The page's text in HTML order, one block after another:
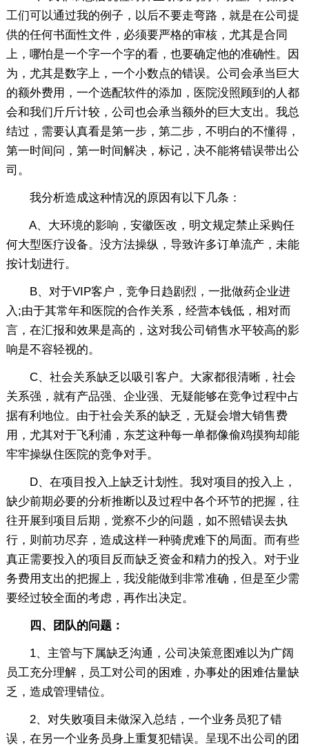
工们可以通过我的例子，以后不要走弯路，就是在公司提
供的任何书面性文件，必须要严格的审核，尤其是合同
上，哪怕是一个字一个字的看，也要确定他的准确性。因
为，尤其是数字上，一个小数点的错误。公司会承当巨大
的额外费用，一个选配软件的添加，医院没照顾到的人都
会和我们斤斤计较，公司也会承当额外的巨大支出。我总
结过，需要认真看是第一步，第二步，不明白的不懂得，
第一时间问，第一时间解决，标记，决不能将错误带出公
司。
我分析造成这种情况的原因有以下几条：
A、大环境的影响，安徽医改，明文规定禁止采购任
何大型医疗设备。没方法操纵，导致许多订单流产，未能
按计划进行。
B、对于VIP客户，竞争日趋剧烈，一批做药企业进
入;由于其常年和医院的合作关系，经营本钱低，相对而
言，在汇报和效果是高的，这对我公司销售水平较高的影
响是不容轻视的。
C、社会关系缺乏以吸引客户。大家都很清晰，社会
关系强，就有产品强、企业强、无疑能够在竞争过程中占
据有利地位。由于社会关系的缺乏，无疑会增大销售费
用，尤其对于飞利浦，东芝这种每一单都像偷鸡摸狗却能
牢牢操纵住医院的竞争对手。
D、在项目投入上缺乏计划性。我对项目的投入上，
缺少前期必要的分析推断以及过程中各个环节的把握，往
往开展到项目后期，觉察不少的问题，如不照错误去执
行，则前功尽弃，造成这样一种骑虎难下的局面。而有些
真正需要投入的项目反而缺乏资金和精力的投入。对于业
务费用支出的把握上，我没能做到非常准确，但是至少需
要经过较全面的考虑，再作出决定。
四、团队的问题：
1、主管与下属缺乏沟通，公司决策意图难以为广阔
员工充分理解，员工对公司的困难，办事处的困难估量缺
乏，造成管理错位。
2、对失败项目未做深入总结，一个业务员犯了错
误，在另一个业务员身上重复犯错误。呈现不出公司的团